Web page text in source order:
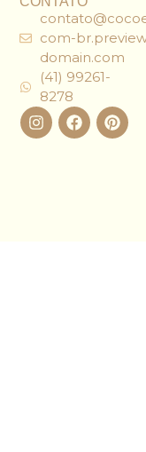
com-
domain.com
(41) 99261-
8278